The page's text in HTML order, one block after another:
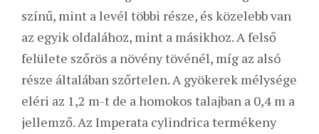
színű, mint a levél többi része, és közelebb van
az egyik oldalához, mint a másikhoz. A felső
felülete szőrös a növény tövénél, míg az alsó
része általában szőrtelen.A gyökerek mélysége
eléri az 1,2 m-t de a homokos talajban a 0,4 m a
jellemző. Az Imperata cylindrica termékeny